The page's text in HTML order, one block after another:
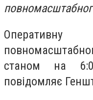
Оперативну
станом на
повідомляє